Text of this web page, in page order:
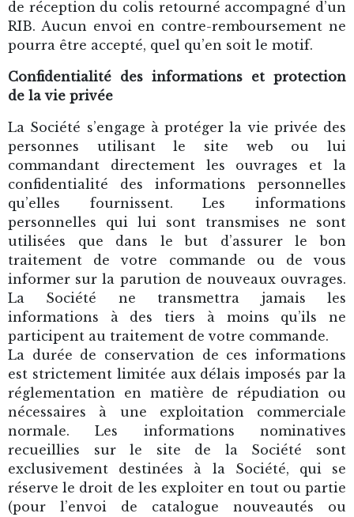
de réception du colis retourné accompagné d’un
RIB. Aucun envoi en contre-remboursement ne
pourra être accepté, quel qu’en soit le motif.
Confidentialité des informations et protection
de la vie privée
La Société s’engage à protéger la vie privée des
personnes utilisant le site web ou lui
commandant directement les ouvrages et la
confidentialité des informations personnelles
qu’elles fournissent. Les informations
personnelles qui lui sont transmises ne sont
utilisées que dans le but d’assurer le bon
traitement de votre commande ou de vous
informer sur la parution de nouveaux ouvrages.
La Société ne transmettra jamais les
informations à des tiers à moins qu’ils ne
participent au traitement de votre commande.
La durée de conservation de ces informations
est strictement limitée aux délais imposés par la
réglementation en matière de répudiation ou
nécessaires à une exploitation commerciale
normale. Les informations nominatives
recueillies sur le site de la Société sont
exclusivement destinées à la Société, qui se
réserve le droit de les exploiter en tout ou partie
(pour l’envoi de catalogue nouveautés ou